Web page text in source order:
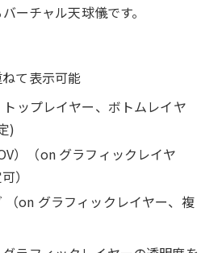
ーチャル天球儀です。
て表示可能
ップレイヤー、ボトムレイヤ
)
）（on グラフィックレイヤ
）
（on グラフィックレイヤー、複